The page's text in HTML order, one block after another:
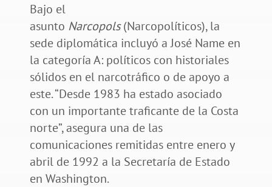
Bajo el
asunto Narcopols(Narcopolíticos), la
sede diplomática incluyó a José Name en
la categoría A: políticos con historiales
sólidos en el narcotráfico o de apoyo a
este. “Desde 1983 ha estado asociado
con un importante traficante de la Costa
norte”, asegura una de las
comunicaciones remitidas entre enero y
abril de 1992 a la Secretaría de Estado
en Washington.